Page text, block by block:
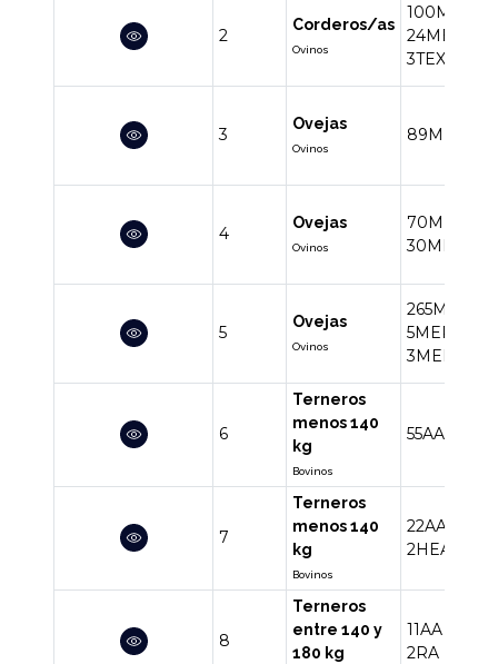
2
Corderos/as
Ovinos
3TEXEL
3
Ovejas
Ovinos
4
Ovejas
Ovinos
70MERINO
5
Ovejas
Ovinos
6
Terneros
menos 140
kg
Bovinos
55AA
7
Terneros
menos 140
kg
Bovinos
22AA
2HEAA
8
Terneros
entre 140 y
180 kg
11AA
2RA